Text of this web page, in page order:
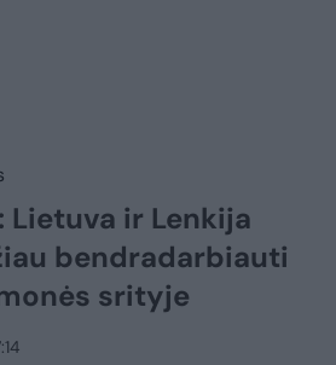
Lietuva ir Lenkija
bendradarbiauti
srityje